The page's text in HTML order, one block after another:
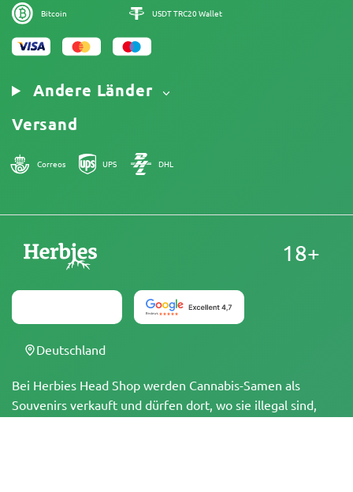
Bitcoin USDT TRC20 Wallet
Andere Länder
Versand
Correos UPS DHL
Bei Herbies Head Shop werden Cannabis-Samen als
Souvenirs verkauft und dürfen dort, wo sie illegal sind,
18+
Deutschland